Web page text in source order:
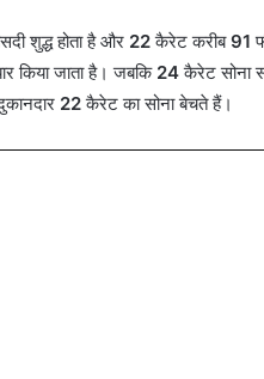
शुद्ध होता है और 22कैरेट करीब91
किया जाता है। जबकि 24कैरेट सोना
22कैरेट का सोना बेचते हैं।